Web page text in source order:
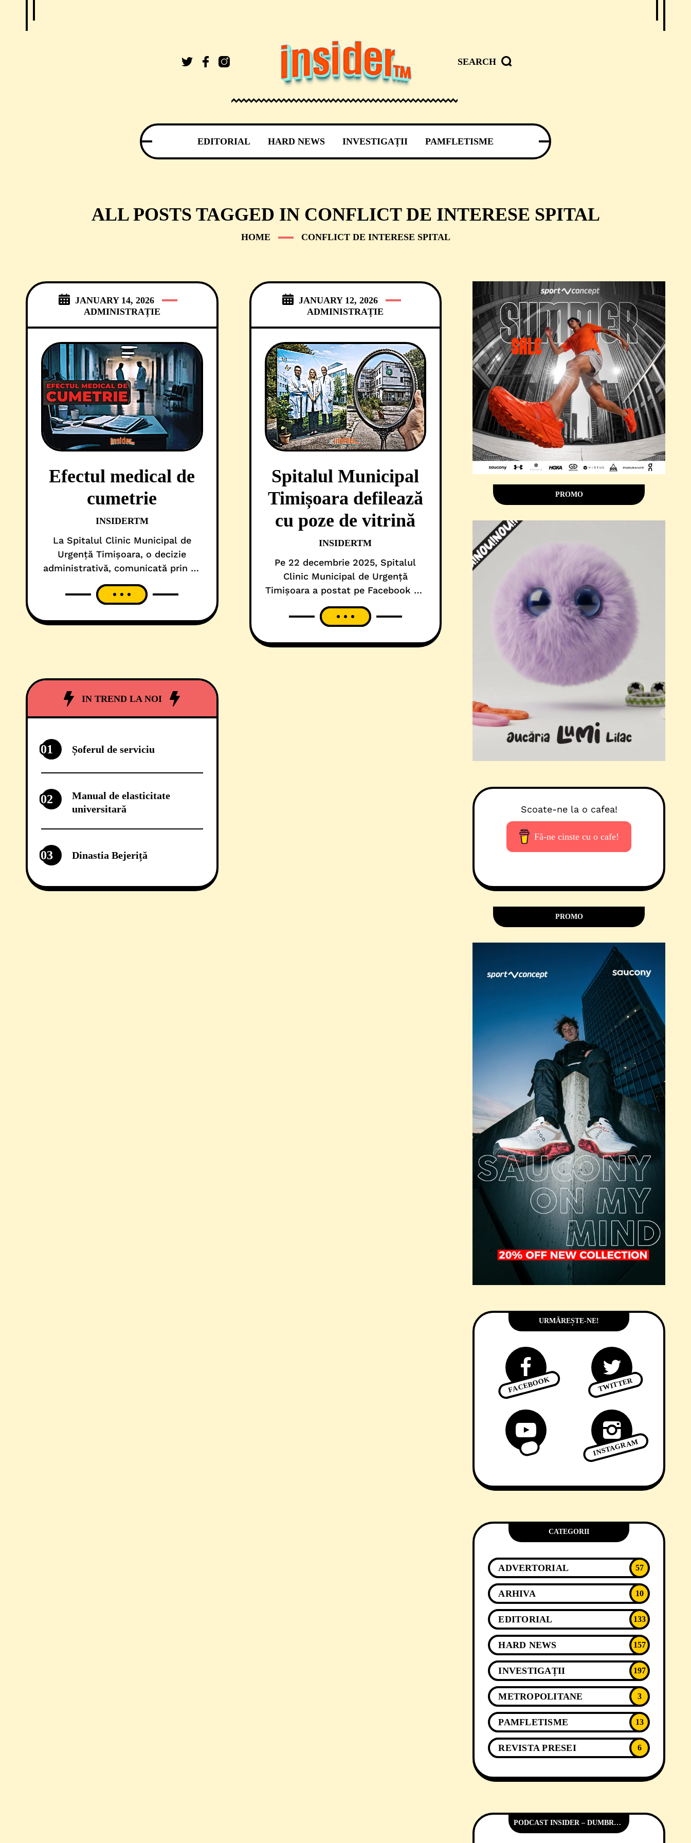
SEARCH
EDITORIAL HARD NEWS INVESTIGAȚII PAMFLETISME
ALL POSTS TAGGED IN CONFLICT DE INTERESE SPITAL
HOME CONFLICT DE INTERESE SPITAL
JANUARY 14, 2026
ADMINISTRAȚIE
Efectul medical de
cumetrie
INSIDERTM
La Spitalul Clinic Municipal de
Urgență Timișoara, o decizie
administrativă, comunicată prin e-
mail, în ajun de Anul Nou, și
asumată de directorul Stela
majore. Și e pe cale să-l producă și
JANUARY 12, 2026
ADMINISTRAȚIE
Spitalul Municipal
Timișoara defilează
cu poze de vitrină
INSIDERTM
Pe 22 decembrie 2025, Spitalul
Clinic Municipal de Urgență
Timișoara a postat pe Facebook un
text triumfalist, însoțit și de
câteva imagini, menite să confirme,
directă a unor cadrelor medicale,
IN TREND LA NOI
01 Șoferul de serviciu
02
Manual de elasticitate
universitară
03 Dinastia Bejeriță
PROMO
Scoate-ne la o cafea!
Fă-ne cinste cu o cafe!
PROMO
URMĂREȘTE-NE!
FACEBOOK TWITTER
INSTAGRAM
CATEGORII
ADVERTORIAL 57
ARHIVA 10
EDITORIAL 133
HARD NEWS 157
INVESTIGAȚII 197
METROPOLITANE 3
PAMFLETISME 13
REVISTA PRESEI 6
PODCAST INSIDER – DUMBRĂVIȚA